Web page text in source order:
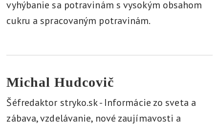
vyhýbanie sa potravinám s vysokým obsahom
cukru a spracovaným potravinám.
Michal Hudcovič
Šéfredaktor stryko.sk - Informácie zo sveta a
zábava, vzdelávanie, nové zaujímavosti a